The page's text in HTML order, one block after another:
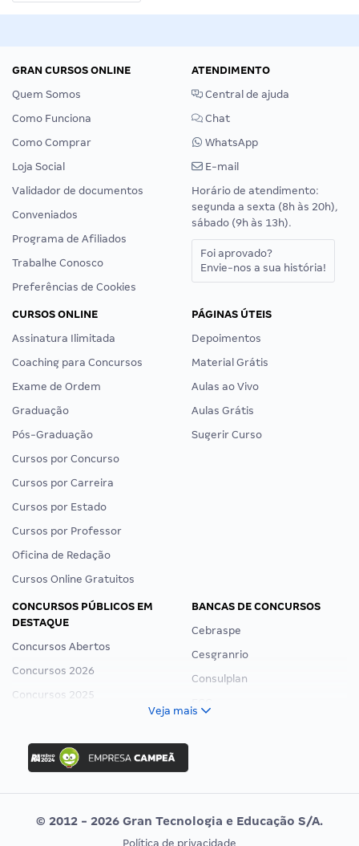
GRAN CURSOS ONLINE
Quem Somos
Como Funciona
Como Comprar
Loja Social
Validador de documentos
Conveniados
Programa de Afiliados
Trabalhe Conosco
Preferências de Cookies
ATENDIMENTO
Central de ajuda
Chat
WhatsApp
E-mail
Horário de atendimento:
segunda a sexta (8h às 20h),
sábado (9h às 13h).
Foi aprovado?
Envie-nos a sua história!
CURSOS ONLINE
Assinatura Ilimitada
Coaching para Concursos
Exame de Ordem
Graduação
Pós-Graduação
Cursos por Concurso
Cursos por Carreira
Cursos por Estado
Cursos por Professor
Oficina de Redação
Cursos Online Gratuitos
PÁGINAS ÚTEIS
Depoimentos
Material Grátis
Aulas ao Vivo
Aulas Grátis
Sugerir Curso
CONCURSOS PÚBLICOS EM
DESTAQUE
Concursos Abertos
Concursos 2026
Concursos 2025
Concurso Ibama
Concurso MPU
Editais publicados
BANCAS DE CONCURSOS
Cebraspe
Cesgranrio
Consulplan
Vunesp
Veja mais
© 2012 - 2026 Gran Tecnologia e Educação S/A.
Política de privacidade